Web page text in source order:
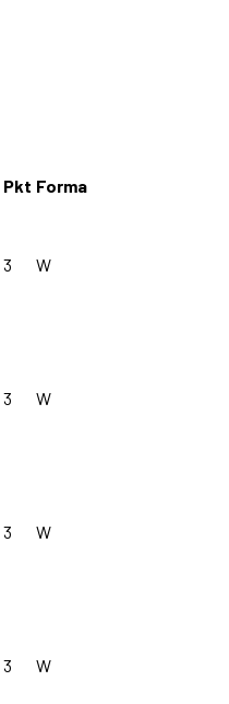
Pkt Forma
3 W
3 W
3 W
3 W